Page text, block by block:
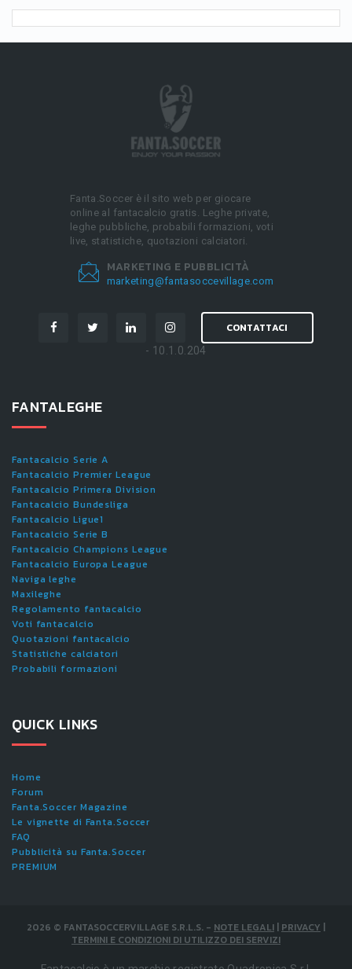
Fanta.Soccer è il sito web per giocare
online al fantacalcio gratis. Leghe private,
leghe pubbliche, probabili formazioni, voti
live, statistiche, quotazioni calciatori.
MARKETING E PUBBLICITÀ
marketing@fantasoccevillage.com
CONTATTACI
- 10.1.0.204
FANTALEGHE
Fantacalcio Serie A
Fantacalcio Premier League
Fantacalcio Primera Division
Fantacalcio Bundesliga
Fantacalcio Ligue1
Fantacalcio Serie B
Fantacalcio Champions League
Fantacalcio Europa League
Naviga leghe
Maxileghe
Regolamento fantacalcio
Voti fantacalcio
Quotazioni fantacalcio
Statistiche calciatori
Probabili formazioni
QUICK LINKS
Home
Forum
Fanta.Soccer Magazine
Le vignette di Fanta.Soccer
FAQ
Pubblicità su Fanta.Soccer
PREMIUM
2026 © FANTASOCCERVILLAGE S.R.L.S. - NOTE LEGALI | PRIVACY |
TERMINI E CONDIZIONI DI UTILIZZO DEI SERVIZI